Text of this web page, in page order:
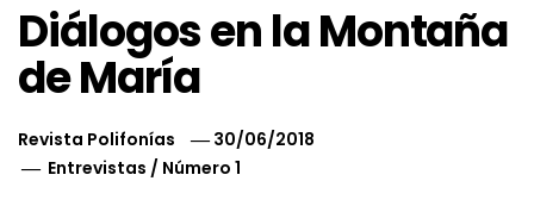
Diálogos en la Montaña
de María
Revista Polifonías
30/06/2018
Entrevistas / Número 1